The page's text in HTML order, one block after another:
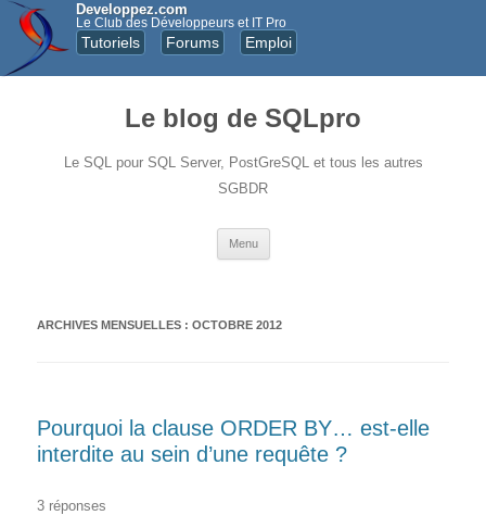
Developpez.com
Le Club des Développeurs et IT Pro
Tutoriels Forums Emploi
Le blog de SQLpro
Le SQL pour SQL Server, PostGreSQL et tous les autres
SGBDR
Menu
ARCHIVES MENSUELLES : OCTOBRE 2012
Pourquoi la clause ORDER BY… est-elle
interdite au sein d’une requête ?
3 réponses